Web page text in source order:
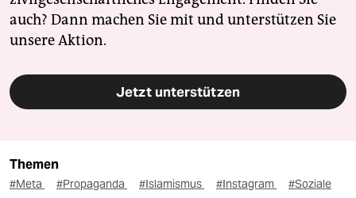
auch? Dann machen Sie mit und unterstützen Sie
unsere Aktion.
Jetzt unterstützen
Themen
#Meta #Propaganda #Islamismus #Instagram
#Soziale